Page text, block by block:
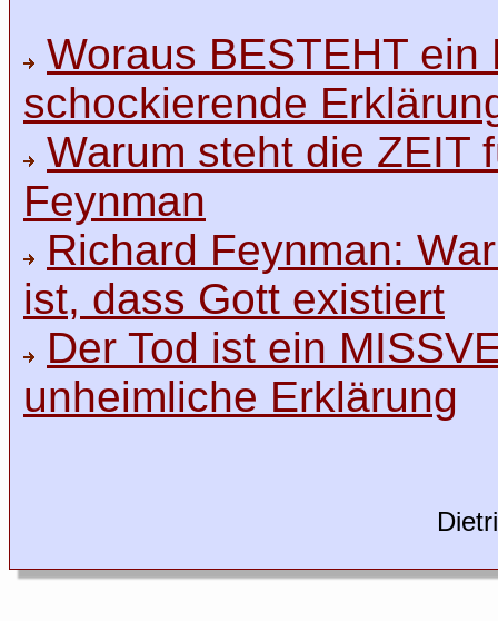
Woraus BESTEHT
schockierende
Warum steht die ZEIT
Feynman
Richard Feynman:
ist, dass Gott existiert
Der Tod ist ein
unheimliche Erklärung